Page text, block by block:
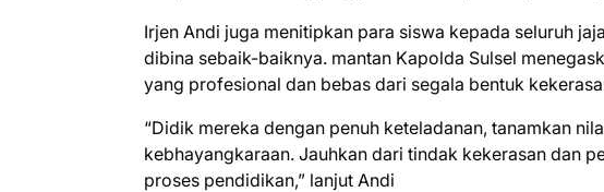
Irjen Andi juga menitipkan para siswa kepada seluruh
dibina sebaik-baiknya. mantan Kapolda Sulsel
yang profesional dan bebas dari segala bentuk
“Didik mereka dengan penuh keteladanan, tanamkan
kebhayangkaraan. Jauhkan dari tindak kekerasan dan
proses pendidikan,” lanjut Andi